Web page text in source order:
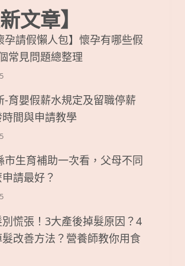
文章】
孕請假懶人包】懷孕有哪些假
常見問題總整理
-育嬰假薪水規定及留職停薪
間與申請教學
市生育補助一次看，父母不同
請最好？
慌張！3大產後掉髮原因？4
改善方法？營養師教你用食